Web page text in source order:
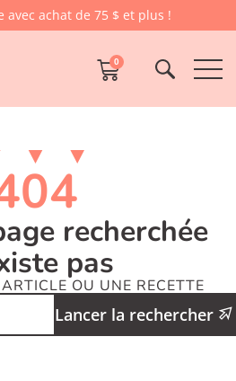
avec achat de 75 $ et plus !
0
recherchée
pas
OU UNE RECETTE
Lancer la rechercher